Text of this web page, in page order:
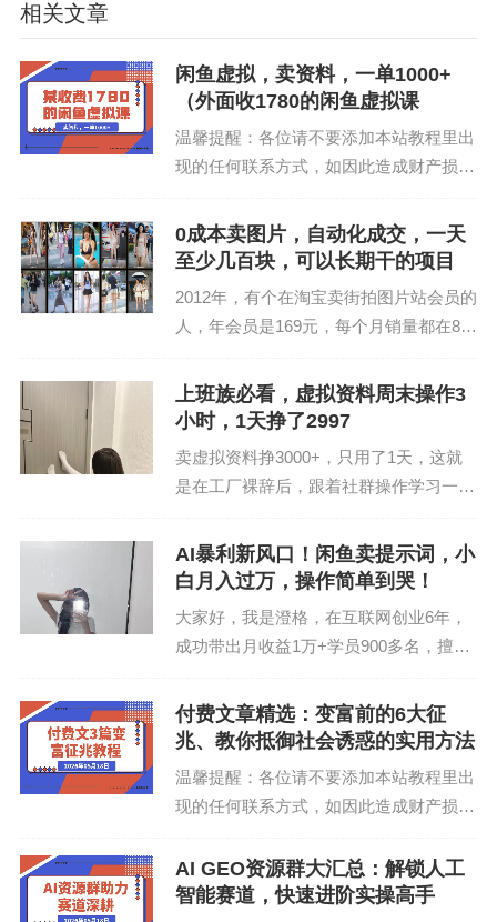
7月6号当天挣了3273.96，7月7号挣了1815.17，熟
练上手，往后的几天收入都稳定在100+，偶尔爆发一
下收益直接破千。
式，再结合之前的赛道去操作，爆起来的概率是非常
高的，比如： 手绘+职场赛道，就是下面这种类型的
内容：
相关文章
闲鱼虚拟，卖资料，一单1000+
（外面收1780的闲鱼虚拟课
温馨提醒：各位请不要添加本站教程里出
现的任何联系方式，如因此造成财产损
介绍：闲鱼虚拟项目最近非常火爆，我们
团队从去年开始就在搞闲鱼虚拟项目了，
0成本卖图片，自动化成交，一天
至少几百块，可以长期干的项目
2012年，有个在淘宝卖街拍图片站会员的
人，年会员是169元，每个月销量都在80
片就是美女街拍（非黄），就比如街拍美
腿、牛仔裤、瑜伽裤等。后来淘宝上卖各
上班族必看，虚拟资料周末操作3
小时，1天挣了2997
卖虚拟资料挣3000+，只用了1天，这就
是在工厂裸辞后，跟着社群操作学习一个
v。观看本文前，郑重提示：1、如果你是
新手零0基础，不要做免费的项目，因为
AI暴利新风口！闲鱼卖提示词，小
白月入过万，操作简单到哭！
大家好，我是澄格，在互联网创业6年，
成功带出月收益1万+学员900多名，擅长
价值的内容，喜欢的朋友，可以把我公众
号设为星标，这样，每天就能收到各种各
付费文章精选：变富前的6大征
兆、教你抵御社会诱惑的实用方法
温馨提醒：各位请不要添加本站教程里出
现的任何联系方式，如因此造成财产损
文章介绍无论金融危机、海啸地震还是逆
天改命……发生任何一个重大变化之前，
AI GEO资源群大汇总：解锁人工
智能赛道，快速进阶实操高手